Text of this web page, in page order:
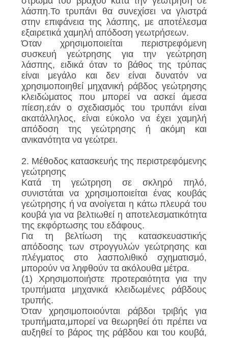
ΠΟΛΙΤΙΚΉ
ΑΠΟΡΡΉΤΟΥ
λάσπη.Το τρυπάνι θα συνεχίσει να γλιστρά
στην επιφάνεια της λάσπης, με αποτέλεσμα
εξαιρετικά χαμηλή απόδοση γεωτρήσεων.
Όταν χρησιμοποιείται περιστρεφόμενη
συσκευή γεώτρησης για την γεώτρηση
λάσπης, ειδικά όταν το βάθος της τρύπας
είναι μεγάλο και δεν είναι δυνατόν να
χρησιμοποιηθεί μηχανική ράβδος γεώτρησης
κλειδώματος που μπορεί να ασκεί άμεσα
πίεση,εάν ο σχεδιασμός του τρυπάνι είναι
ακατάλληλος, είναι εύκολο να έχει χαμηλή
απόδοση της γεώτρησης ή ακόμη και
ανικανότητα να γεώτρει.
2. Μέθοδος κατασκευής της περιστρεφόμενης
γεώτρησης
Κατά τη γεώτρηση σε σκληρό πηλό,
συνιστάται να χρησιμοποιείται ένας κουβάς
γεώτρησης ή να ανοίγεται η κάτω πλευρά του
κουβά για να βελτιωθεί η αποτελεσματικότητα
της εκφόρτωσης του εδάφους.
Για τη βελτίωση της κατασκευαστικής
απόδοσης των στρογγυλών γεώτρησης και
πλέγματος στο λασπολιθικό σχηματισμό,
μπορούν να ληφθούν τα ακόλουθα μέτρα.
(1) Χρησιμοποιήστε προτεραιότητα για την
τρυπήματα μηχανικά κλειδωμένες ράβδους
τρυπής.
Όταν χρησιμοποιούνται ράβδοι τριβής για
τρυπήματα,μπορεί να θεωρηθεί ότι πρέπει να
αυξηθεί το βάρος της ράβδου και του κουβά,